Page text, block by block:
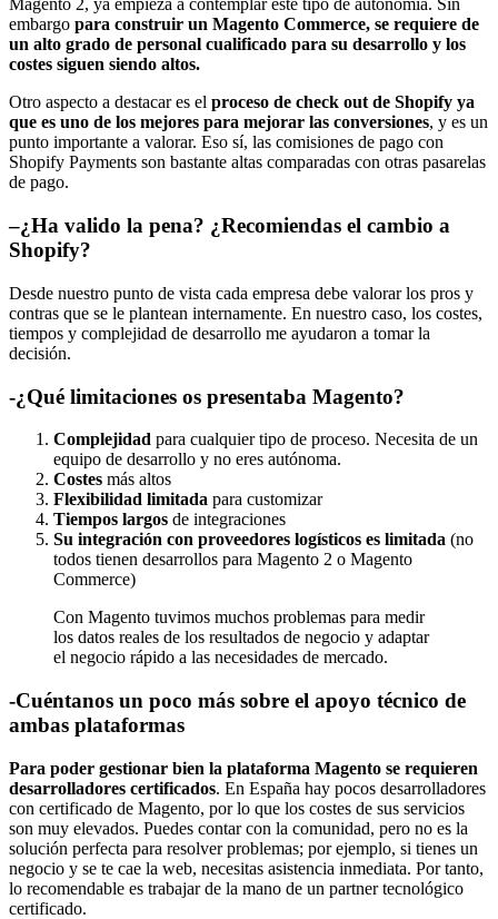
Magento 2, ya empieza a contemplar este tipo de autonomía. Sin
embargo para construir un Magento Commerce, se requiere de
un alto grado de personal cualificado para su desarrollo y los
costes siguen siendo altos.
Otro aspecto a destacar es el proceso de check out de Shopify ya
que es uno de los mejores para mejorar las conversiones, y es un
punto importante a valorar. Eso sí, las comisiones de pago con
Shopify Payments son bastante altas comparadas con otras pasarelas
de pago.
–¿Ha valido la pena? ¿Recomiendas el cambio a
Shopify?
Desde nuestro punto de vista cada empresa debe valorar los pros y
contras que se le plantean internamente. En nuestro caso, los costes,
tiempos y complejidad de desarrollo me ayudaron a tomar la
decisión.
-¿Qué limitaciones os presentaba Magento?
Complejidad para cualquier tipo de proceso. Necesita de un
equipo de desarrollo y no eres autónoma.
Costes más altos
Flexibilidad limitada para customizar
Tiempos largos de integraciones
Su integración con proveedores logísticos es limitada (no
todos tienen desarrollos para Magento 2 o Magento
Commerce)
Con Magento tuvimos muchos problemas para medir
los datos reales de los resultados de negocio y adaptar
el negocio rápido a las necesidades de mercado.
-Cuéntanos un poco más sobre el apoyo técnico de
ambas plataformas
Para poder gestionar bien la plataforma Magento se requieren
desarrolladores certificados. En España hay pocos desarrolladores
con certificado de Magento, por lo que los costes de sus servicios
son muy elevados. Puedes contar con la comunidad, pero no es la
solución perfecta para resolver problemas; por ejemplo, si tienes un
negocio y se te cae la web, necesitas asistencia inmediata. Por tanto,
lo recomendable es trabajar de la mano de un partner tecnológico
certificado.